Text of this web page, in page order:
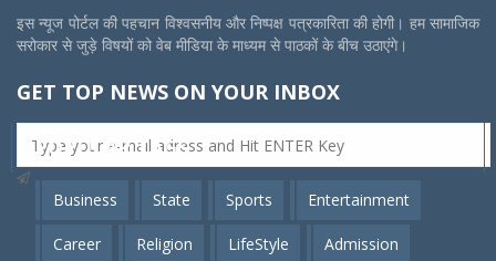
इस न्यूज पोर्टल की पहचान विश्वसनीय और निष्पक्ष पत्रकारिता की होगी। हम सामाजिक
सरोकार से जुड़े विषयों को वेब मीडिया के माध्यम से पाठकों के बीच उठाएंगे।
GET TOP NEWS ON YOUR INBOX
POPULAR TAGS
Business State Sports Entertainment
Career Religion LifeStyle Admission